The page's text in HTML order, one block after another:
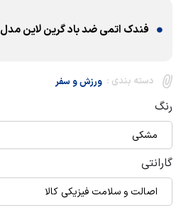
فندک اتمی ضد باد گرین لاین مدل GTL-50
دسته بندی : ورزش و سفر
رنگ
مشکی
گارانتی
اصالت و سلامت فیزیکی کالا